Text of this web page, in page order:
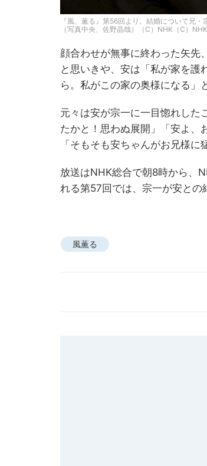
『風、薫る』第56回より。結婚について兄
（写真中央、佐野晶哉）（C）NHK（C）NHK
顔合わせが無事に終わった矢先
と思いきや、安は「私が家を護
ら。私がこの家の奥様になる」
元々は安が宗一に一目惚れした
たかと！思わぬ展開」「安よ、
「そもそも安ちゃんがお兄様
放送はNHK総合で朝8時から、
れる第57回では、宗一が安との
風薫る